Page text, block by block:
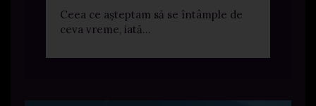
Ceea ce așteptam să se întâmple de
ceva vreme, iată...